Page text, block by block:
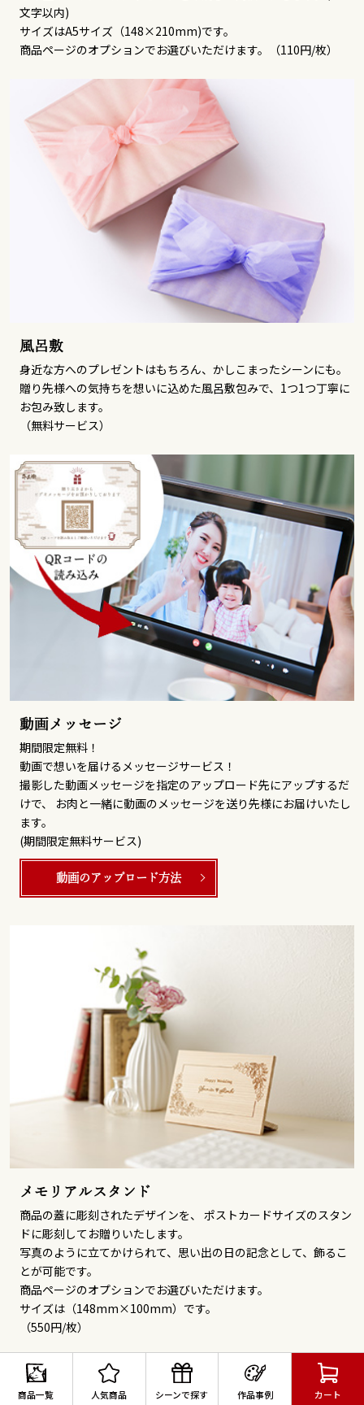
商品一覧 人気商品 シーンで探す 作品事例 カート
文字以内)
サイズはA5サイズ（148×210mm)です。
商品ページのオプションでお選びいただけます。（110円/枚）
風呂敷
身近な方へのプレゼントはもちろん、かしこまったシーンにも。
贈り先様への気持ちを想いに込めた風呂敷包みで、1つ1つ丁寧に
お包み致します。
（無料サービス）
動画メッセージ
期間限定無料！
動画で想いを届けるメッセージサービス！
撮影した動画メッセージを指定のアップロード先にアップするだ
けで、 お肉と一緒に動画のメッセージを送り先様にお届けいたし
ます。
(期間限定無料サービス)
動画のアップロード方法
メモリアルスタンド
商品の蓋に彫刻されたデザインを、 ポストカードサイズのスタン
ドに彫刻してお贈りいたします。
写真のように立てかけられて、思い出の日の記念として、飾るこ
とが可能です。
商品ページのオプションでお選びいただけます。
サイズは（148mm×100mm）です。
（550円/枚）